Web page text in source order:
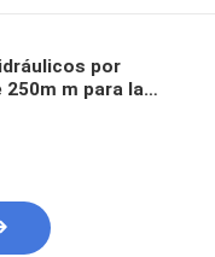
por
250m m para la